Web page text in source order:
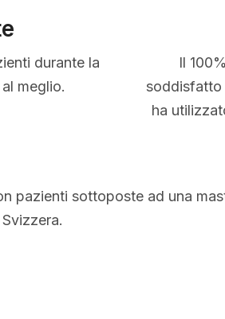
durante la
meglio.
Il
soddisfatto
ha
pazienti sottoposte ad una